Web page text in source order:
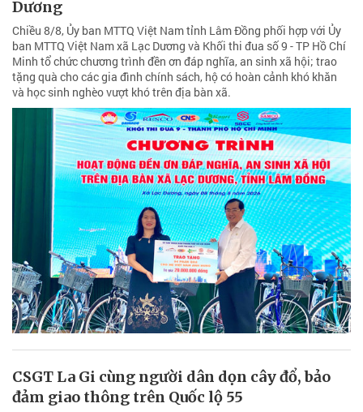
Dương
Chiều 8/8, Ủy ban MTTQ Việt Nam tỉnh Lâm Đồng phối hợp với Ủy
ban MTTQ Việt Nam xã Lạc Dương và Khối thi đua số 9 - TP Hồ Chí
Minh tổ chức chương trình đền ơn đáp nghĩa, an sinh xã hội; trao
tặng quà cho các gia đình chính sách, hộ có hoàn cảnh khó khăn
và học sinh nghèo vượt khó trên địa bàn xã.
CSGT La Gi cùng người dân dọn cây đổ, bảo
đảm giao thông trên Quốc lộ 55